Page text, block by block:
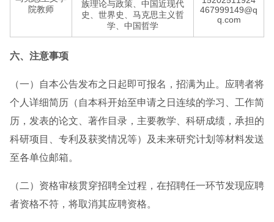
院教师
族理论与政策、中国近现代
史、世界史、马克思主义哲
学、中国哲学
467999149@q
q.com
六、注意事项
（一）自本公告发布之日起即可报名，招满为止。应聘者将
个人详细简历（自本科开始至申请之日连续的学习、工作简
历，发表的论文、著作目录，主要教学、科研成绩，承担的
科研项目、专利及获奖情况等）及未来研究计划等材料发送
至各单位邮箱。
（二）资格审核贯穿招聘全过程，在招聘任一环节发现应聘
者资格不符，将取消其应聘资格。